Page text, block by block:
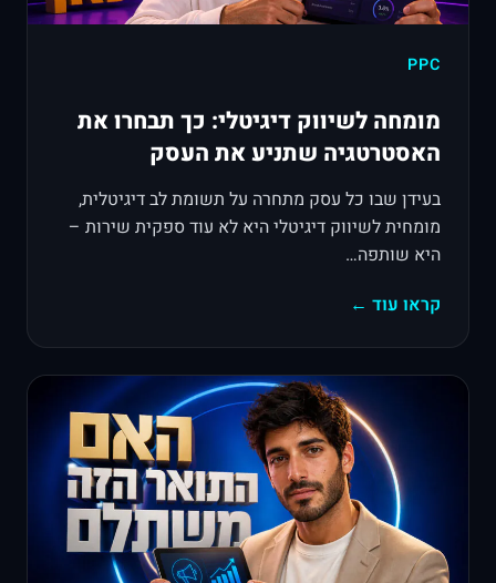
PPC
מומחה לשיווק דיגיטלי: כך תבחרו את
האסטרטגיה שתניע את העסק
בעידן שבו כל עסק מתחרה על תשומת לב דיגיטלית,
מומחית לשיווק דיגיטלי היא לא עוד ספקית שירות –
היא שותפה…
קראו עוד ←